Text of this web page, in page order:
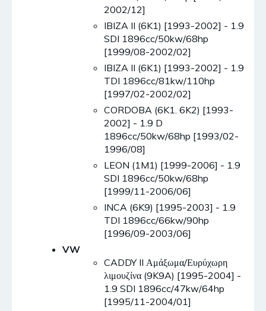
2002/12]
IBIZA II (6K1) [1993-2002] - 1.9
SDI 1896cc/50kw/68hp
[1999/08-2002/02]
IBIZA II (6K1) [1993-2002] - 1.9
TDI 1896cc/81kw/110hp
[1997/02-2002/02]
CORDOBA (6K1. 6K2) [1993-
2002] - 1.9 D
1896cc/50kw/68hp [1993/02-
1996/08]
LEON (1M1) [1999-2006] - 1.9
SDI 1896cc/50kw/68hp
[1999/11-2006/06]
INCA (6K9) [1995-2003] - 1.9
TDI 1896cc/66kw/90hp
[1996/09-2003/06]
VW
CADDY II Αμάξωμα/Ευρύχωρη
λιμουζίνα (9K9A) [1995-2004] -
1.9 SDI 1896cc/47kw/64hp
[1995/11-2004/01]